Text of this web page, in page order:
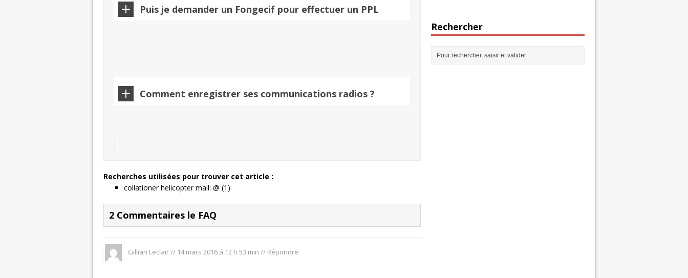
Puis je demander un Fongecif pour effectuer un PPL
Comment enregistrer ses communications radios ?
Recherches utilisées pour trouver cet article :
collationer helicopter mail: @ (1)
2 Commentaires le FAQ
Gillian Leclair // 14 mars 2016 á 12 h 53 min // Répondre
Rechercher